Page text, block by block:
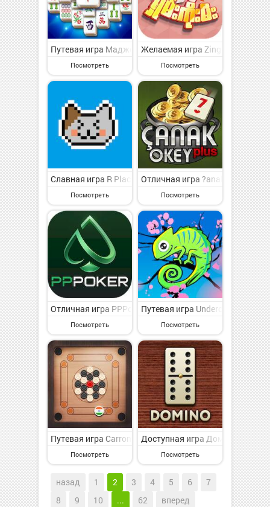
Путевая игра Маджонг Клуб - головоломка на
Посмотреть
Желаемая игра ZingPlay
Посмотреть
Славная игра R Place - Pixel Battle Online на Андроид
Посмотреть
Отличная игра ?anak Okey
Посмотреть
Отличная игра PPPoker–Покер хостинг на Андроид -
Посмотреть
Путевая игра Undercover:
Посмотреть
Путевая игра Carrom Board Offline на Андроид -
Посмотреть
Доступная игра Домино
Посмотреть
назад 1 2 3 4 5 6
7
8
9 10 ... 62 вперед